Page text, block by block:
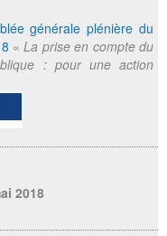
générale plénière du
«La prise en compte du
: pour une action
2018